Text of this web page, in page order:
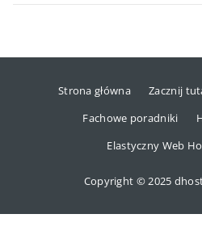
Strona główna Zacznij
Fachowe poradniki
Elastyczny Web
Copyright © 2025